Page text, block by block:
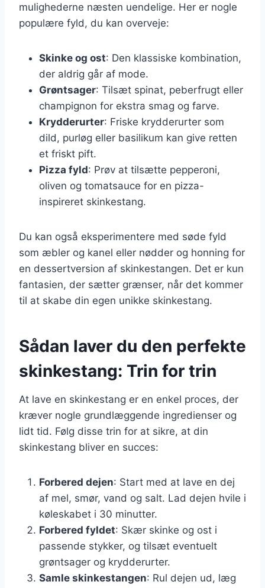
mulighederne næsten uendelige. Her er nogle
populære fyld, du kan overveje:
Skinke og ost: Den klassiske kombination,
der aldrig går af mode.
Grøntsager: Tilsæt spinat, peberfrugt eller
champignon for ekstra smag og farve.
Krydderurter: Friske krydderurter som
dild, purløg eller basilikum kan give retten
et friskt pift.
Pizza fyld: Prøv at tilsætte pepperoni,
oliven og tomatsauce for en pizza-
inspireret skinkestang.
Du kan også eksperimentere med søde fyld
som æbler og kanel eller nødder og honning for
en dessertversion af skinkestangen. Det er kun
fantasien, der sætter grænser, når det kommer
til at skabe din egen unikke skinkestang.
Sådan laver du den perfekte
skinkestang: Trin for trin
At lave en skinkestang er en enkel proces, der
kræver nogle grundlæggende ingredienser og
lidt tid. Følg disse trin for at sikre, at din
skinkestang bliver en succes:
Forbered dejen: Start med at lave en dej
af mel, smør, vand og salt. Lad dejen hvile i
køleskabet i 30 minutter.
Forbered fyldet: Skær skinke og ost i
passende stykker, og tilsæt eventuelt
grøntsager og krydderurter.
Samle skinkestangen: Rul dejen ud, læg